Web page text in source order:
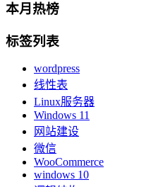
本月热榜
标签列表
wordpress
线性表
Linux服务器
Windows 11
网站建设
微信
WooCommerce
windows 10